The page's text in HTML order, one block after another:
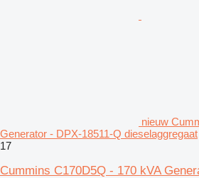
nieuw
Generator - DPX-18511-Q dieselaggregaat
17
Cummins C170D5Q - 170 kVA